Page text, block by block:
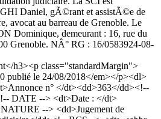
Daniel, gÃ©rant et assistÃ©e de
avocat au barreau de Grenoble. Le
Dominique, demeurant : 16, rue du
Grenoble. NÂ° RG : 16/0583924-08-
h3><p class="standardMargin">
publié le 24/08/2018</em></p><dl>
n° </dt><dd>363</dd><!--
DATE --> <dt>Date : </dt>
--> <dd>Jugement de